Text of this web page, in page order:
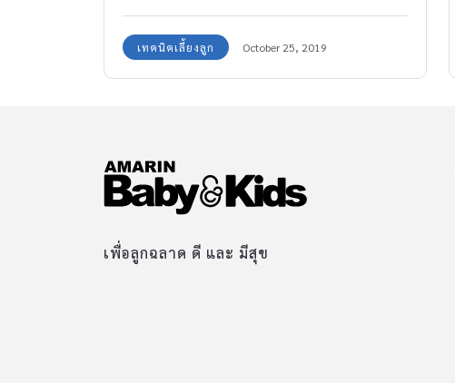
เทคนิคเลี้ยงลูก October 25, 2019
เพื่อลูกฉลาด ดี และ มีสุข